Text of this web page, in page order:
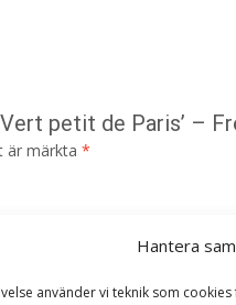
Hantera
använder vi teknik som
petit de Paris’ –
är märkta *